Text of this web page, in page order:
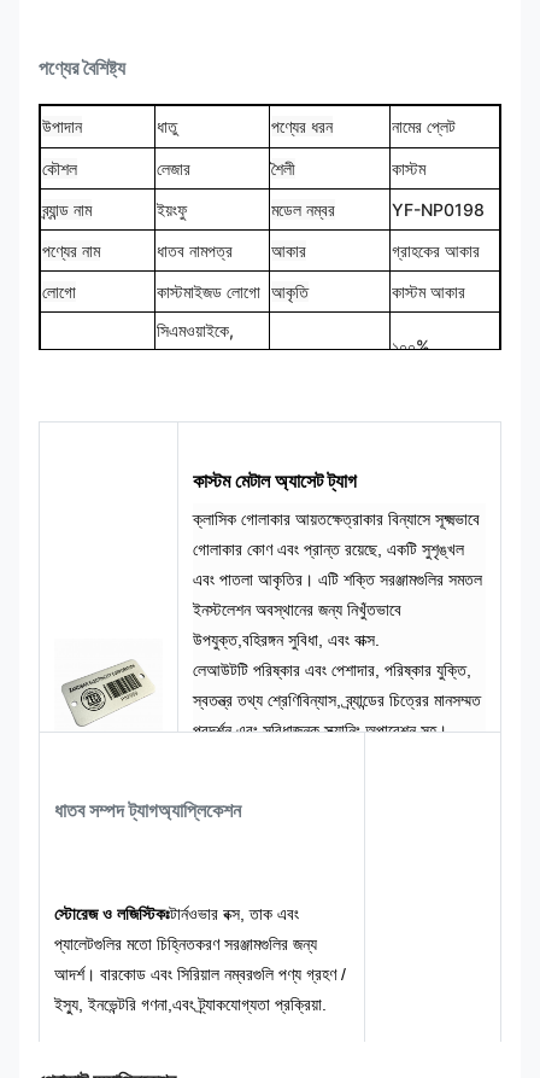
পণ্যের বৈশিষ্ট্য
উপাদান ধাতু পণ্যের ধরন নামের প্লেট
কৌশল লেজার শৈলী
কাস্টম
ব্র্যান্ড নাম
ইয়ংফু মডেল নম্বর
YF-NP0198
পণ্যের নাম
ধাতব নামপত্র আকার
গ্রাহকের আকার
লোগো
কাস্টমাইজড লোগো আকৃতি কাস্টম আকার
সিএমওয়াইকে,
১০০%
কাস্টম মেটাল অ্যাসেট ট্যাগ
ক্লাসিক গোলাকার আয়তক্ষেত্রাকার বিন্যাসে সূক্ষ্মভাবে
গোলাকার কোণ এবং প্রান্ত রয়েছে, একটি সুশৃঙ্খল
এবং পাতলা আকৃতির। এটি শক্তি সরঞ্জামগুলির সমতল
ইনস্টলেশন অবস্থানের জন্য নিখুঁতভাবে
উপযুক্ত,বহিরঙ্গন সুবিধা, এবং বাক্স.
লেআউটটি পরিষ্কার এবং পেশাদার, পরিষ্কার যুক্তি,
স্বতন্ত্র তথ্য শ্রেণিবিন্যাস, ব্র্যান্ডের চিত্রের মানসম্মত
প্রদর্শন এবং সুবিধাজনক স্ক্যানিং অপারেশন সহ।
মহৎ, উচ্চ তথ্য স্বীকৃতি সহ।এটি পাবলিক
পেশাদার।
ধাতব সম্পদ ট্যাগঅ্যাপ্লিকেশন
স্টোরেজ ও লজিস্টিকঃটার্নওভার বক্স, তাক এবং
প্যালেটগুলির মতো চিহ্নিতকরণ সরঞ্জামগুলির জন্য
আদর্শ। বারকোড এবং সিরিয়াল নম্বরগুলি পণ্য গ্রহণ /
ইস্যু, ইনভেন্টরি গণনা,এবং ট্র্যাকযোগ্যতা প্রক্রিয়া.